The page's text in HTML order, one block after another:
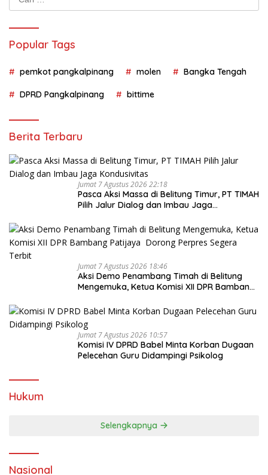
untuk:
Popular Tags
pemkot pangkalpinang molen Bangka Tengah
DPRD Pangkalpinang bittime
Berita Terbaru
Jumat 7 Agustus 2026 22:18
Pasca Aksi Massa di Belitung Timur, PT TIMAH
Pilih Jalur Dialog dan Imbau Jaga
Jumat 7 Agustus 2026 18:46
Aksi Demo Penambang Timah di Belitung
Mengemuka, Ketua Komisi XII DPR Bambang
Jumat 7 Agustus 2026 10:57
Komisi IV DPRD Babel Minta Korban Dugaan
Pelecehan Guru Didampingi Psikolog
Hukum
Selengkapnya
Nasional